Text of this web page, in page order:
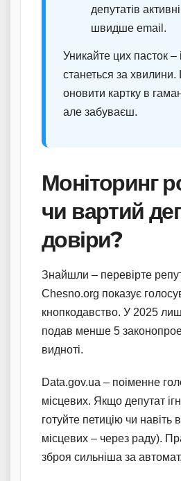
депутатів
швидше email.
Уникайте цих пасток –
станеться за хвилини.
оновити картку в
але забуваєш.
Моніторинг
чи вартий
довіри?
Знайшли – перевірте
Chesno.org показує
кнопкодавство. У 2025
подав менше 5
видноті.
Data.gov.ua – поіменне
місцевих. Якщо депутат
готуйте петицію чи навіть
місцевих – через раду).
зброя сильніша за автомат.